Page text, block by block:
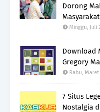
Dorong
Masyarakat
Minggu, Juli
Download
Gregory
Rabu, Maret
7 Situs
Nostalgia